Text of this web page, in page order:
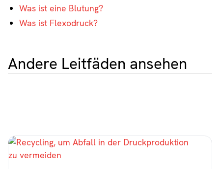
Was ist eine Blutung?
Was ist Flexodruck?
Andere Leitfäden ansehen